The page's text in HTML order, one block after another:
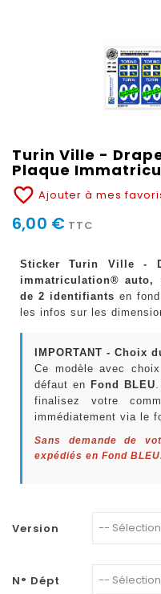
Turin Ville -
Plaque
favorite_border Ajouter à mes
6,00 € TTC
Sticker Turin Ville -
immatriculation® auto,
de 2 identifiants en fond
les infos sur les
IMPORTANT - Choix
Ce modèle avec
défaut en Fond BLEU
finalisez votre
immédiatement via le
Sans demande de
expédiés en Fond
Version
N° Dépt